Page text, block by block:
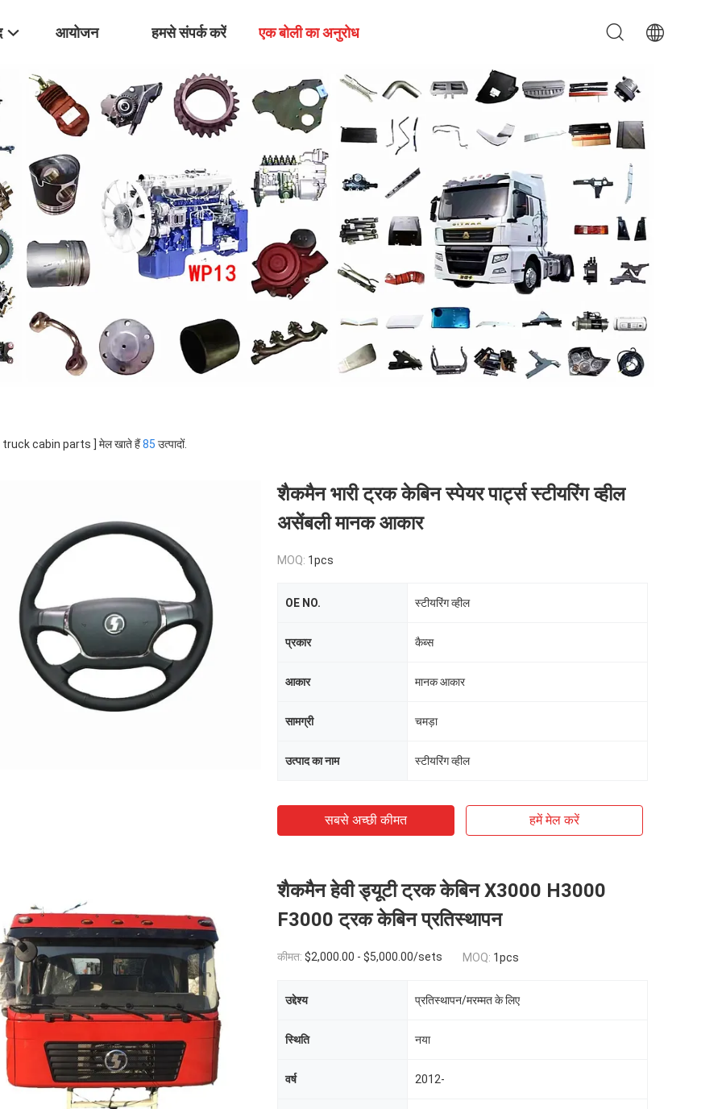
आयोजन हमसे संपर्क करें एक बोली का अनुरोध
[ truck cabin parts ] मेल खाते हैं85 उत्पादों.
शैकमैन भारी ट्रक केबिन स्पेयर पार्ट्स स्टीयरिंग व्हील
असेंबली मानक आकार
MOQ: 1pcs
OE NO. स्टीयरिंग व्हील
प्रकार कैब्स
आकार मानक आकार
सामग्री चमड़ा
उत्पाद का नाम स्टीयरिंग व्हील
सबसे अच्छी कीमत हमें मेल करें
शैकमैन हेवी ड्यूटी ट्रक केबिन X3000 H3000
F3000 ट्रक केबिन प्रतिस्थापन
कीमत: $2,000.00 - $5,000.00/sets MOQ: 1pcs
उद्देश्य प्रतिस्थापन/मरम्मत के लिए
स्थिति नया
वर्ष 2012-